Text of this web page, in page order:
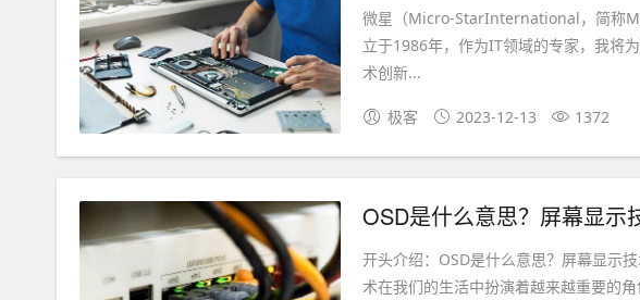
微星（Micro-StarInternational，简称
立于1986年，作为IT领域的专家，我将
术创新...
极客 2023-12-13 1372
OSD是什么意思？屏幕显示
开头介绍：OSD是什么意思？屏幕显示
术在我们的生活中扮演着越来越重要的